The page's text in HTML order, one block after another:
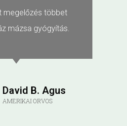
veszíthetsz, ha
veszítettél!
Bertold Brecht
DRÁMAÍRÓ, KÖLTŐ